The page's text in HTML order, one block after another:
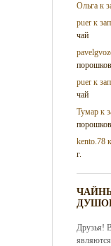
Ольга к
puer к
чай
puer к
чай
Тумар к
kento.78
г.
Друзья!